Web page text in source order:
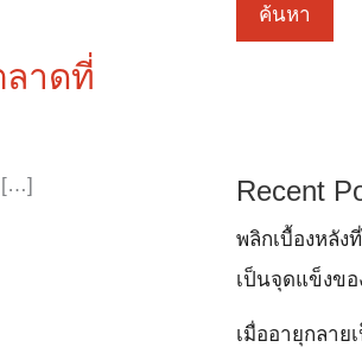
ลาดที่
[…]
ค้นหา
Recent
พลิกเบื้องหลัง
เป็นจุดแข็งข
เมื่ออายุกลาย